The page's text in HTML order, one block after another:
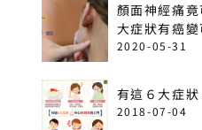
顏面神經痛
大症狀有癌
2020-05-31
有這６大症
2018-07-04